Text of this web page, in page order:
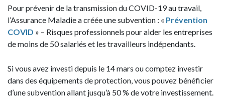
Pour prévenir de la transmission du COVID-19 au travail,
l’Assurance Maladie a créée une subvention : « Prévention
COVID » – Risques professionnels pour aider les entreprises
de moins de 50 salariés et les travailleurs indépendants.
Si vous avez investi depuis le 14 mars ou comptez investir
dans des équipements de protection, vous pouvez bénéficier
d’une subvention allant jusqu’à 50 % de votre investissement.